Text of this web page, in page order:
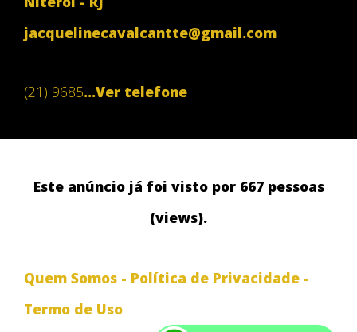
jacquelinecavalcantte@gmail.com
(21) 9685...Ver telefone
Este anúncio já foi visto por 667 pessoas
(views).
Quem Somos - Política de Privacidade -
Termo de Uso